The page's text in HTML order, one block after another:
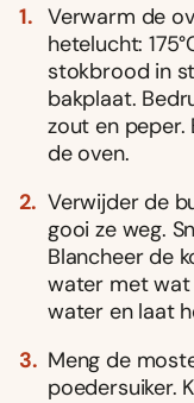
Verwarm de
hetelucht:
stokbrood in
bakplaat.
zout en peper.
de oven.
Verwijder de
gooi ze weg.
Blancheer de
water met wat
water en laat
Meng de
poedersuiker.